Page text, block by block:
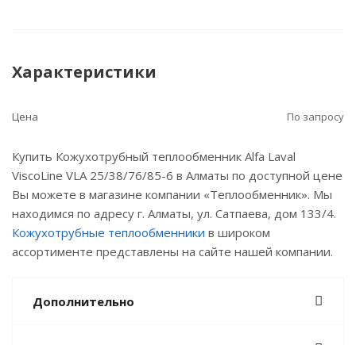
Характеристики
Цена По запросу
Купить Кожухотрубный теплообменник Alfa Laval
ViscoLine VLA 25/38/76/85-6 в Алматы по доступной цене
Вы можете в магазине компании «Теплообменник». Мы
находимся по адресу г. Алматы, ул. Сатпаева, дом 133/4.
Кожухотрубные теплообменники в широком
ассортименте представлены на сайте нашей компании.
Дополнительно